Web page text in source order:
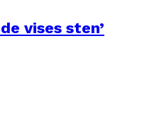
vises sten’